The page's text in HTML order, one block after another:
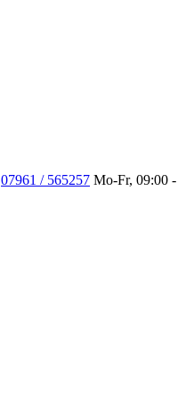
07961 / 565257 Mo-Fr, 09:00 -